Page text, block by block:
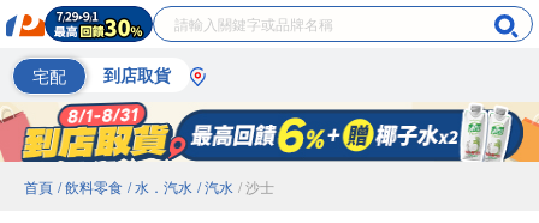
宅配 到店取貨
首頁 / 飲料零食 / 水．汽水 / 汽水 / 沙士